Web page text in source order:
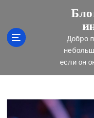
Добро
если он